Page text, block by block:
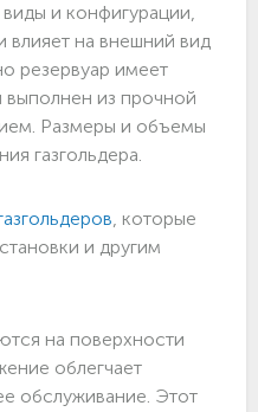
и конфигурации,
влияет на внешний вид
резервуар имеет
из прочной
Размеры и объемы
газгольдера.
, которые
и другим
на поверхности
облегчает
обслуживание. Этот